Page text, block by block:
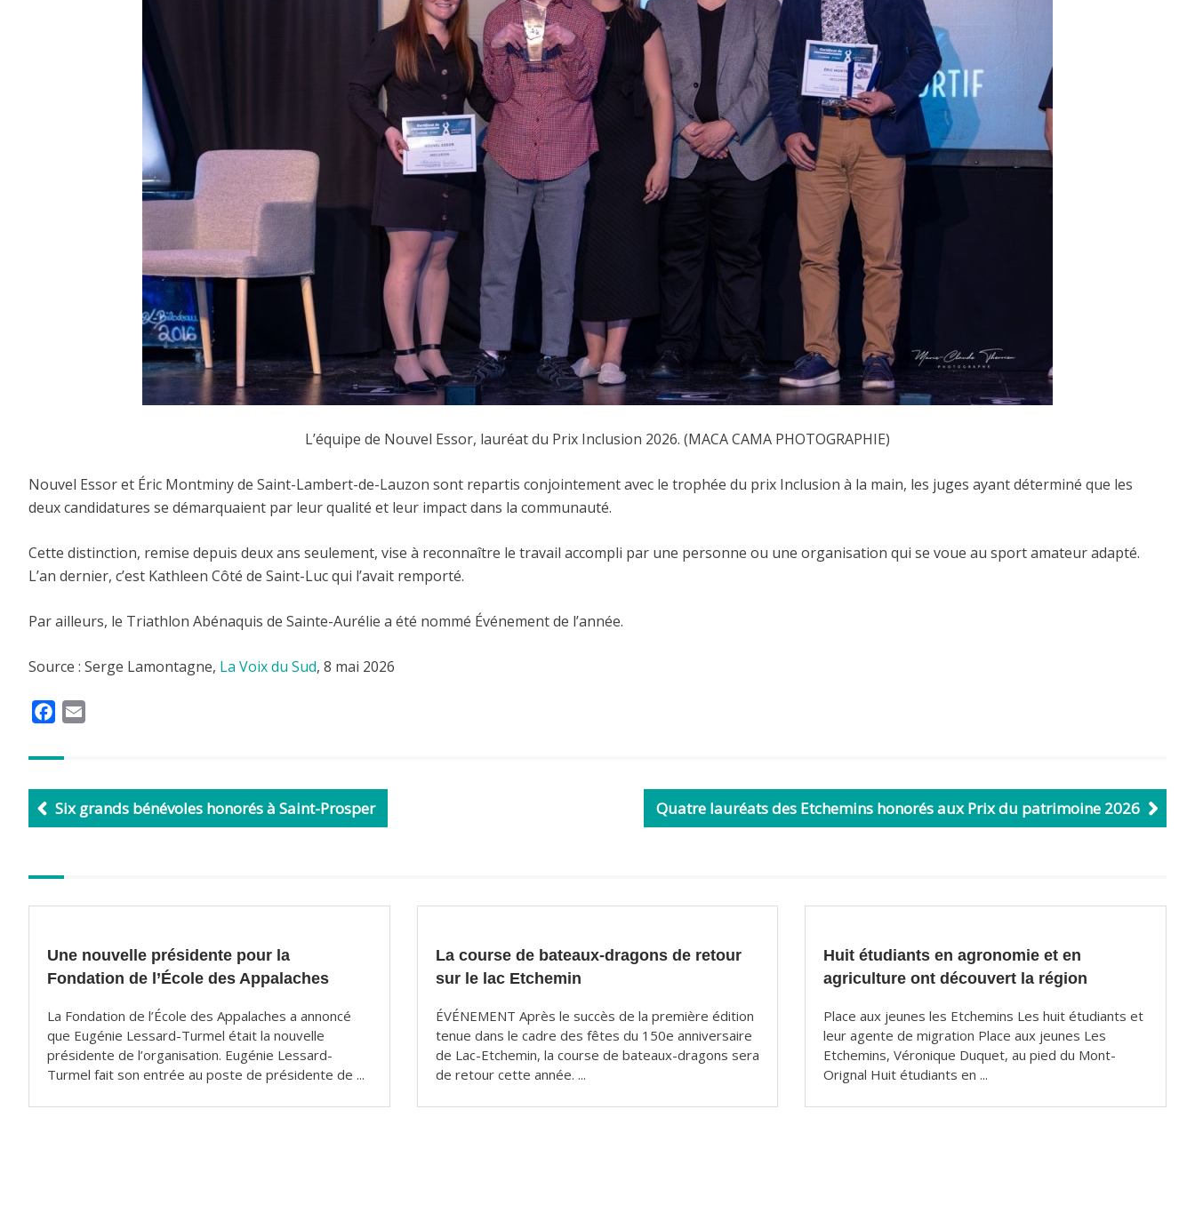
L’équipe de Nouvel Essor, lauréat du Prix Inclusion 2026. (MACA CAMA PHOTOGRAPHIE)
Nouvel Essor et Éric Montminy de Saint-Lambert-de-Lauzon sont repartis conjointement avec le trophée du prix Inclusion à la main, les juges ayant déterminé que les
deux candidatures se démarquaient par leur qualité et leur impact dans la communauté.
Cette distinction, remise depuis deux ans seulement, vise à reconnaître le travail accompli par une personne ou une organisation qui se voue au sport amateur adapté.
L’an dernier, c’est Kathleen Côté de Saint-Luc qui l’avait remporté.
Par ailleurs, le Triathlon Abénaquis de Sainte-Aurélie a été nommé Événement de l’année.
Source : Serge Lamontagne, La Voix du Sud, 8 mai 2026
c
b
o
k
l
Six grands bénévoles honorés à Saint-Prosper Quatre lauréats des Etchemins honorés aux Prix du patrimoine 2026
articles
Une nouvelle présidente pour la
Fondation de l’École des Appalaches
La Fondation de l’École des Appalaches a annoncé
que Eugénie Lessard-Turmel était la nouvelle
présidente de l’organisation. Eugénie Lessard-
Turmel fait son entrée au poste de présidente de ...
La course de bateaux-dragons de retour
sur le lac Etchemin
ÉVÉNEMENT Après le succès de la première édition
tenue dans le cadre des fêtes du 150e anniversaire
de Lac-Etchemin, la course de bateaux-dragons sera
de retour cette année. ...
Huit étudiants en agronomie et en
agriculture ont découvert la région
Place aux jeunes les Etchemins Les huit étudiants et
leur agente de migration Place aux jeunes Les
Etchemins, Véronique Duquet, au pied du Mont-
Orignal Huit étudiants en ...